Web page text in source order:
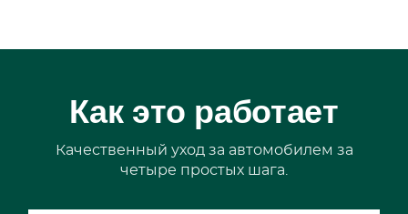
Как это работает
Качественный уход за автомобилем за
четыре простых шага.